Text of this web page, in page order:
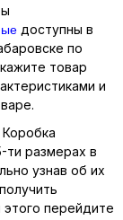
доступны в
по
товар
и
ти размерах в
узнав об их
перейдите